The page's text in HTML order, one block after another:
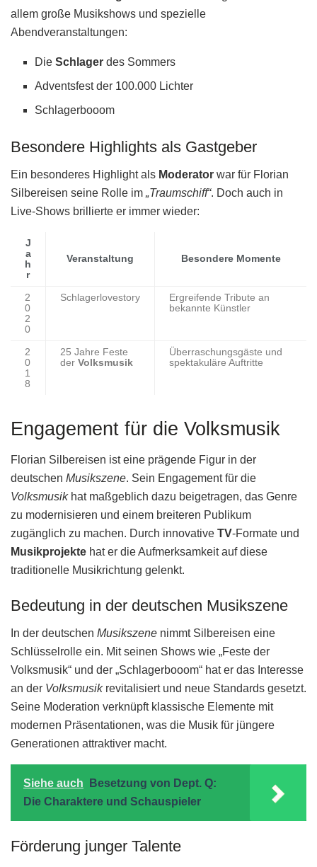
allem große Musikshows und spezielle
Abendveranstaltungen:
DieSchlager des Sommers
Adventsfest der 100.000 Lichter
Schlagerbooom
Besondere Highlights als Gastgeber
Ein besonderes Highlight als Moderator war für Florian
Silbereisen seine Rolle im „Traumschiff“. Doch auch in
Live-Shows brillierte er immer wieder:
J
a
h
r
Veranstaltung Besondere Momente
2
0
2
0
Schlagerlovestory
Ergreifende Tribute an
bekannte Künstler
2
0
1
8
25 Jahre Feste
der Volksmusik
Überraschungsgäste und
spektakuläre Auftritte
Engagement für die Volksmusik
Florian Silbereisen ist eine prägende Figur in der
deutschen Musikszene. Sein Engagement für die
Volksmusikhat maßgeblich dazu beigetragen, das Genre
zu modernisieren und einem breiteren Publikum
zugänglich zu machen. Durch innovative TV-Formate und
Musikprojekte hat er die Aufmerksamkeit auf diese
traditionelle Musikrichtung gelenkt.
Bedeutung in der deutschen Musikszene
In der deutschen Musikszene nimmt Silbereisen eine
Schlüsselrolle ein. Mit seinen Shows wie „Feste der
Volksmusik“ und der „Schlagerbooom“ hat er das Interesse
an der Volksmusikrevitalisiert und neue Standards gesetzt.
Seine Moderation verknüpft klassische Elemente mit
modernen Präsentationen, was die Musik für jüngere
Generationen attraktiver macht.
Siehe auch
Besetzung von Dept. Q:
Die Charaktere und Schauspieler
Förderung junger Talente